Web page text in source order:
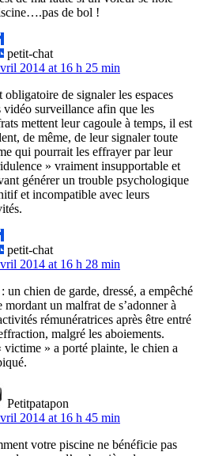
de bol !
petit-chat
2014 at 16 h 25 min
obligatoire de signaler les espaces
vidéo surveillance afin que les
mettent leur cagoule à temps, il est
de même, de leur signaler toute
qui pourrait les effrayer par leur
» vraiment insupportable et
générer un trouble psychologique
et incompatible avec leurs
petit-chat
2014 at 16 h 28 min
un chien de garde, dressé, a empêché
mordant un malfrat de s’adonner à
rémunératrices après être entré
malgré les aboiements.
victime » a porté plainte, le chien a
Petitpatapon
2014 at 16 h 45 min
votre piscine ne bénéficie pas